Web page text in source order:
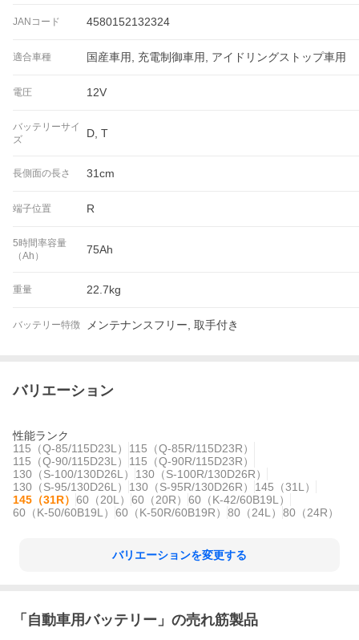
JANコード 4580152132324
適合車種 国産車用, 充電制御車用, アイドリングストップ車用
電圧 12V
バッテリーサイ
ズ
D, T
長側面の長さ 31cm
端子位置 R
5時間率容量
（Ah）
75Ah
重量 22.7kg
バッテリー特徴 メンテナンスフリー, 取手付き
バリエーション
性能ランク
115（Q-85/115D23L）
115（Q-85R/115D23R）
115（Q-90/115D23L）
115（Q-90R/115D23R）
130（S-100/130D26L）
130（S-100R/130D26R）
130（S-95/130D26L）
130（S-95R/130D26R）
145（31L）
145（31R） 60（20L） 60（20R） 60（K-42/60B19L）
60（K-50/60B19L） 60（K-50R/60B19R） 80（24L） 80（24R）
バリエーションを変更する
「 自動車用バッテリー 」の売れ筋製品